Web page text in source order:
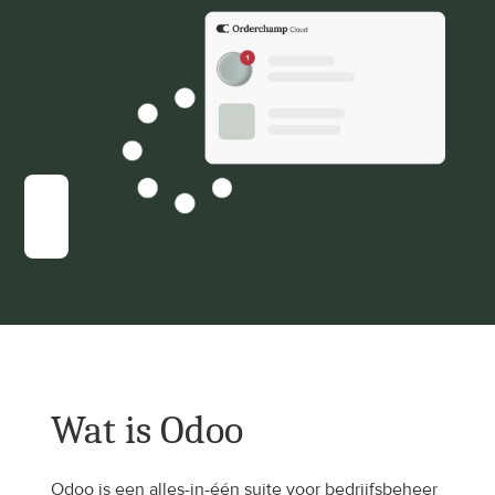
Wat is Odoo
Odoo is een alles-in-één suite voor bedrijfsbeheer